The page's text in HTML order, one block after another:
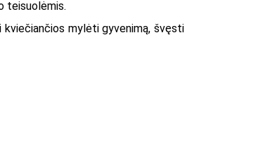
teisuolėmis.
kviečiančios mylėti gyvenimą, švęsti